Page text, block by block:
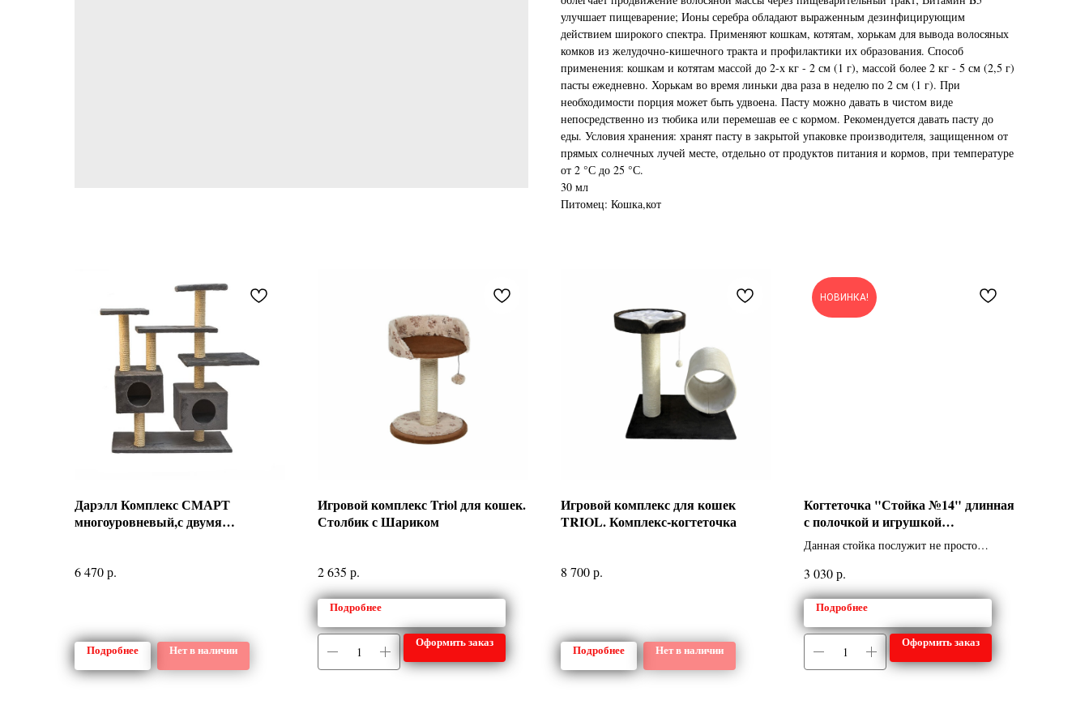
улучшает пищеварение; Ионы серебра обладают выраженным дезинфицирующим
действием широкого спектра. Применяют кошкам, котятам, хорькам для вывода волосяных
комков из желудочно-кишечного тракта и профилактики их образования. Способ
применения: кошкам и котятам массой до 2-х кг - 2 см (1 г), массой более 2 кг - 5 см (2,5 г)
пасты ежедневно. Хорькам во время линьки два раза в неделю по 2 см (1 г). При
необходимости порция может быть удвоена. Пасту можно давать в чистом виде
непосредственно из тюбика или перемешав ее с кормом. Рекомендуется давать пасту до
еды. Условия хранения: хранят пасту в закрытой упаковке производителя, защищенном от
прямых солнечных лучей месте, отдельно от продуктов питания и кормов, при температуре
от 2 °С до 25 °С.
30 мл
Питомец: Кошка,кот
Дарэлл Комплекс СМАРТ
многоуровневый,с двумя
6 470р.
Подробнее Нет в наличии
Игровой комплекс Triol для кошек.
Столбик с Шариком
2 635 р.
Подробнее
Оформить заказ
Игровой комплекс для кошек
TRIOL. Комплекс-когтеточка
8 700р.
Подробнее Нет в наличии
НОВИНКА!
Когтеточка "Стойка №14" длинная
с полочкой и игрушкой
однотонная, 360*360*760мм,
Gamma
Данная стойка послужит не просто
безопасного стачивания когтей, но и
станет её любимым местом
времяпрепровождения.
3 030р.
Подробнее
Оформить заказ